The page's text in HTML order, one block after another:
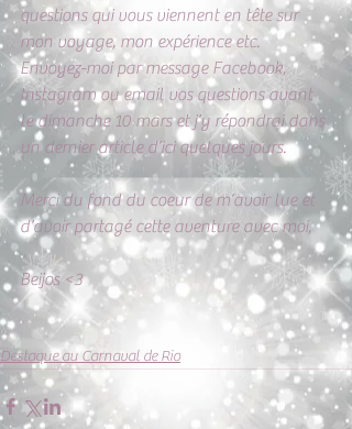
questions qui vous viennent en tête sur
mon voyage, mon expérience etc.
Envoyez-moi par message Facebook,
Instagram ou email vos questions avant
le dimanche 10 mars et j’y répondrai dans
un dernier article d’ici quelques jours.
Merci du fond du coeur de m’avoir lue et
d’avoir partagé cette aventure avec moi,
Beijos <3
Destaque au Carnaval de Rio